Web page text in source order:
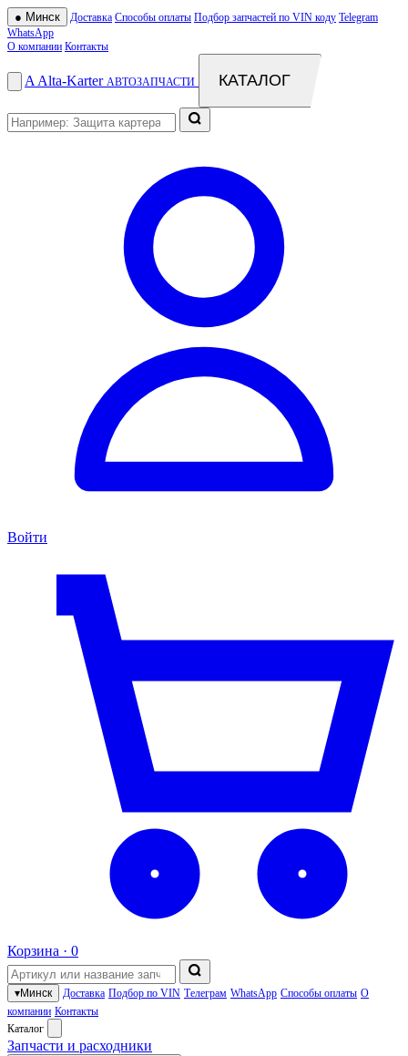
● Минск Доставка Способы оплаты Подбор запчастей по VIN коду Telegram
WhatsApp
О компании Контакты
A Alta-Karter АВТОЗАПЧАСТИ КАТАЛОГ
Войти
Корзина · 0
▾Минск Доставка Подбор по VIN Телеграм WhatsApp Способы оплаты О
компании Контакты
Каталог
Запчасти и расходники